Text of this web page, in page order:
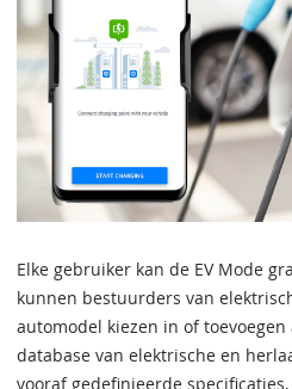
Elke gebruiker kan de EV Mode
kunnen bestuurders van
automodel kiezen in of
database van elektrische en
vooraf gedefinieerde